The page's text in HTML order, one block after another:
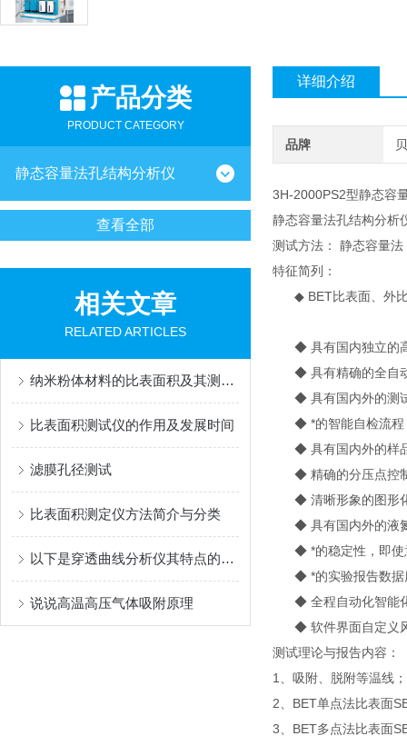
产品分类
PRODUCT CATEGORY
静态容量法孔结构分析仪
查看全部
相关文章
RELATED ARTICLES
纳米粉体材料的比表面积及其测定仪器
比表面积测试仪的作用及发展时间
滤膜孔径测试
比表面积测定仪方法简介与分类
以下是穿透曲线分析仪其特点的详细说明
说说高温高压气体吸附原理
详细介绍
品牌
3H-2000PS2型静态容
静态容量法孔结构分析
测试方法： 静态容量法
特征简列：
◆ BET比表面、外比
◆ 具有国内独立的高
◆ 具有精确的全自动
◆ 具有国内外的测试
◆ *的智能自检流程
◆ 具有国内外的样品
◆ 精确的分压点控制
◆ 清晰形象的图形化
◆ 具有国内外的液氮
◆ *的稳定性，即使
◆ *的实验报告数据
◆ 全程自动化智能化
◆ 软件界面自定义
测试理论与报告内容：
1、吸附、脱附等温线；
2、BET单点法比表面
3、BET多点法比表